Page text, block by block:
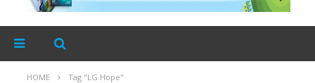
HOME Tag "LG Hope"